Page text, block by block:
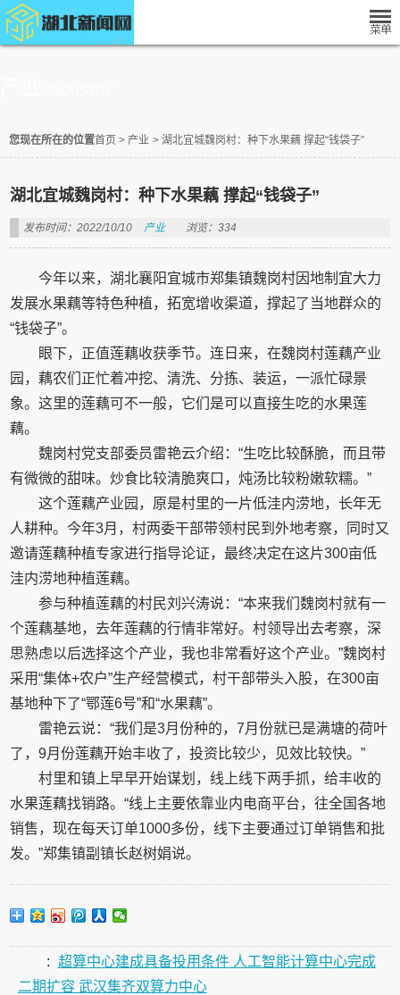
您现在所在的位置首页 > 产业 > 湖北宜城魏岗村：种下水果藕 撑起“钱袋子”
湖北宜城魏岗村：种下水果藕 撑起“钱袋子”
发布时间：2022/10/10 产业 浏览：334
今年以来，湖北襄阳宜城市郑集镇魏岗村因地制宜大力
发展水果藕等特色种植，拓宽增收渠道，撑起了当地群众的
“钱袋子”。
眼下，正值莲藕收获季节。连日来，在魏岗村莲藕产业
园，藕农们正忙着冲挖、清洗、分拣、装运，一派忙碌景
象。这里的莲藕可不一般，它们是可以直接生吃的水果莲
藕。
魏岗村党支部委员雷艳云介绍：“生吃比较酥脆，而且带
有微微的甜味。炒食比较清脆爽口，炖汤比较粉嫩软糯。”
这个莲藕产业园，原是村里的一片低洼内涝地，长年无
人耕种。今年3月，村两委干部带领村民到外地考察，同时又
邀请莲藕种植专家进行指导论证，最终决定在这片300亩低
洼内涝地种植莲藕。
参与种植莲藕的村民刘兴涛说：“本来我们魏岗村就有一
个莲藕基地，去年莲藕的行情非常好。村领导出去考察，深
思熟虑以后选择这个产业，我也非常看好这个产业。”魏岗村
采用“集体+农户”生产经营模式，村干部带头入股，在300亩
基地种下了“鄂莲6号”和“水果藕”。
雷艳云说：“我们是3月份种的，7月份就已是满塘的荷叶
了，9月份莲藕开始丰收了，投资比较少，见效比较快。”
村里和镇上早早开始谋划，线上线下两手抓，给丰收的
水果莲藕找销路。“线上主要依靠业内电商平台，往全国各地
销售，现在每天订单1000多份，线下主要通过订单销售和批
发。”郑集镇副镇长赵树娟说。
: 超算中心建成具备投用条件 人工智能计算中心完成
二期扩容 武汉集齐双算力中心